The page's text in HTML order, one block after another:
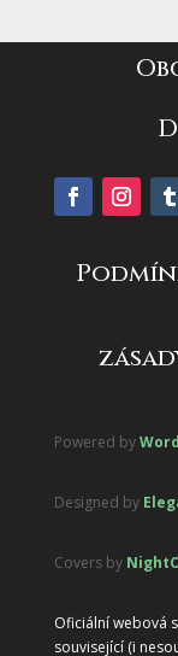
Powered by
Designed by
Covers by
Oficiální webová
související (i